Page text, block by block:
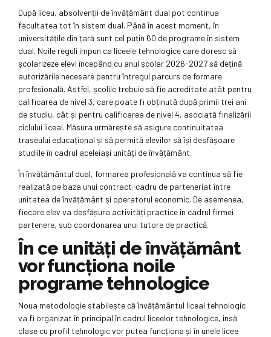
După liceu, absolvenții de învățământ dual pot continua
facultatea tot în sistem dual. Până în acest moment, în
universitățile din țară sunt cel puțin 60 de programe în sistem
dual. Noile reguli impun ca liceele tehnologice care doresc să
școlarizeze elevi începând cu anul școlar 2026-2027 să dețină
autorizările necesare pentru întregul parcurs de formare
profesională. Astfel, școlile trebuie să fie acreditate atât pentru
calificarea de nivel 3, care poate fi obținută după primii trei ani
de studiu, cât și pentru calificarea de nivel 4, asociată finalizării
ciclului liceal. Măsura urmărește să asigure continuitatea
traseului educațional și să permită elevilor să își desfășoare
studiile în cadrul aceleiași unități de învățământ.
În învățământul dual, formarea profesională va continua să fie
realizată pe baza unui contract-cadru de parteneriat între
unitatea de învățământ și operatorul economic. De asemenea,
fiecare elev va desfășura activități practice în cadrul firmei
partenere, sub coordonarea unui tutore de practică.
În ce unități de învățământ
vor funcționa noile
programe tehnologice
Noua metodologie stabilește că învățământul liceal tehnologic
va fi organizat în principal în cadrul liceelor tehnologice, însă
clase cu profil tehnologic vor putea funcționa și în unele licee